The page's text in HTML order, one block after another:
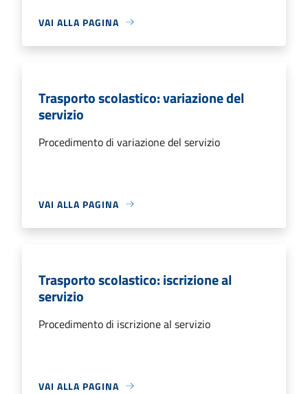
VAI ALLA PAGINA
Trasporto scolastico: variazione del
servizio
Procedimento di variazione del servizio
VAI ALLA PAGINA
Trasporto scolastico: iscrizione al
servizio
Procedimento di iscrizione al servizio
VAI ALLA PAGINA